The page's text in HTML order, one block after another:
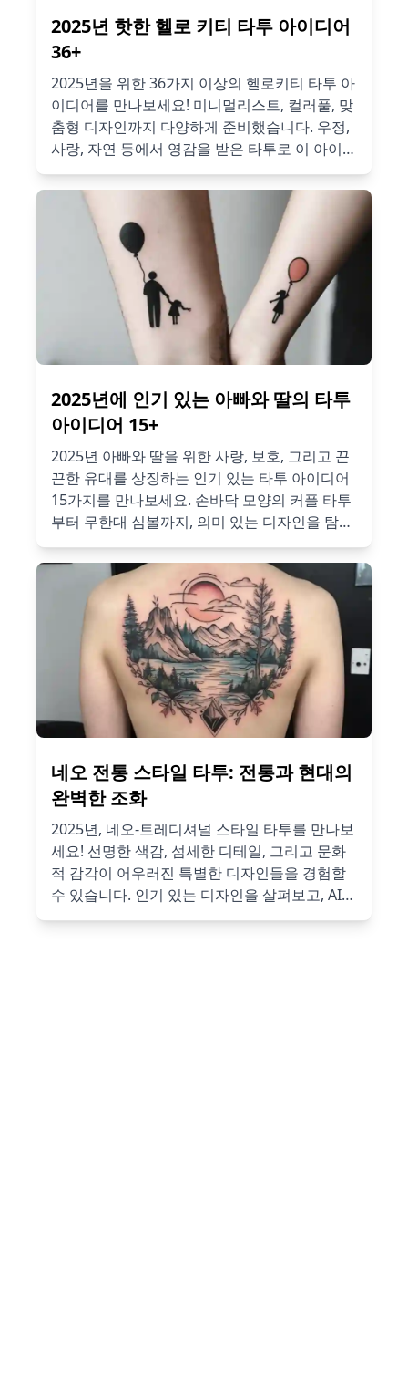
2025년 핫한 헬로 키티 타투 아이디어
36+
2025년을 위한 36가지 이상의 헬로키티 타투 아
이디어를 만나보세요! 미니멀리스트, 컬러풀, 맞
춤형 디자인까지 다양하게 준비했습니다. 우정,
사랑, 자연 등에서 영감을 받은 타투로 이 아이코
닉한 캐릭터에 대한 애정을 표현해보세요. AI 도
구를 사용해 나만의 독창적인 헬로키티 타투 디
자인을 만들어보세요!
2025년에 인기 있는 아빠와 딸의 타투
아이디어 15+
2025년 아빠와 딸을 위한 사랑, 보호, 그리고 끈
끈한 유대를 상징하는 인기 있는 타투 아이디어
15가지를 만나보세요. 손바닥 모양의 커플 타투
부터 무한대 심볼까지, 의미 있는 디자인을 탐색
하고, AI 기반 타투 아이디어 생성기를 통해 나만
의 독창적인 타투를 만들어 보세요.
네오 전통 스타일 타투: 전통과 현대의
완벽한 조화
2025년, 네오-트레디셔널 스타일 타투를 만나보
세요! 선명한 색감, 섬세한 디테일, 그리고 문화
적 감각이 어우러진 특별한 디자인들을 경험할
수 있습니다. 인기 있는 디자인을 살펴보고, AI
타투 생성기로 나만의 독창적인 타투를 만들어